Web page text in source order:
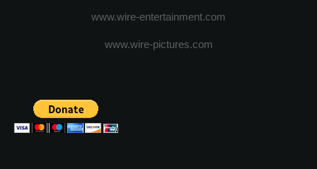
www.wire-entertainment.com
www.wire-pictures.com